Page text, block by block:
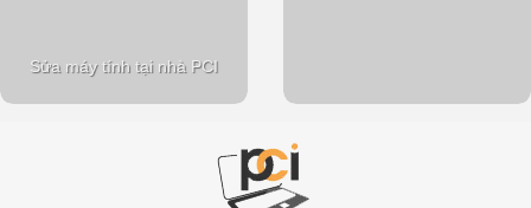
Sửa máy tính tại nhà PCI